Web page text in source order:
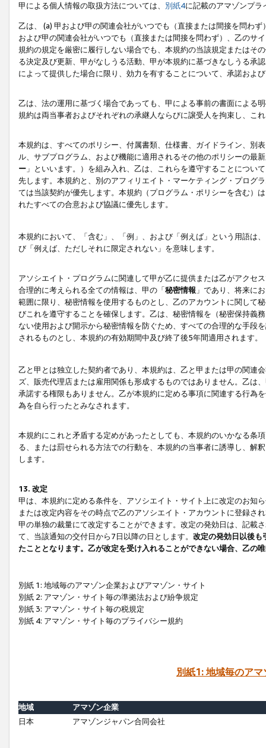
甲による個人情報の取扱方法については、 別紙4に記載のアマゾンプ
乙は、 (a) 甲および甲の関連会社がいつでも（直接または間接を問わ
および甲の関連会社がいつでも（直接または間接を問わず）、乙のサ
規約の規定を厳密に履行しない場合でも、本規約の当該規定またはそ
る決定及び更新、甲がなしうる活動、甲が本規約に基づきなしうる承
によって提供した場合に限り、効力を有することについて、承諾およ
乙は、法の運用に基づく場合であっても、甲による事前の書面による
規約は両当事者およびそれぞれの承継人ならびに譲受人を拘束し、こ
本規約は、すべてのポリシー、付属書類、仕様書、ガイドライン、別
ル、サブプログラム、および機能に適用されるその他のポリシーの最
ー 」といいます。）を組み入れ、乙は、これらを遵守することにつ
先します。本規約と、別のアフィリエイト・マーケティング・プログ
ては当該契約が優先します。本規約（プログラム・ポリシーを含む）
れたすべての合意および協議に優先します。
本規約において、「含む」、「例」、および「例えば」という用語は
び「例えば、ただしそれに限定されない」を意味します。
アソシエイト・プログラムに関連して甲が乙に提供または乙がアクセ
合理的に考えられる全ての情報は、甲の「秘密情報 」であり、将来に
範囲に限り、秘密情報を使用するものとし、乙のアカウントに関して
びこれを遵守することを確保します。乙は、秘密情報を（秘密保持義
ない使用および開示から秘密情報を防ぐため、すべての合理的な手段
されるものとし、本規約の有効期間中及び終了後5年間適用されます。
乙と甲とは独立した契約者であり、本規約は、乙と甲または甲の関連
ズ、販売代理店または雇用関係も形成するものではありません。乙は
承諾する権限もありません。乙が本規約に定める事項に関連する行為
為を自ら行ったとみなされます。
本規約にこれと矛盾する定めがあったとしても、本規約のいかなる条
る、または罰せられる方法での行動を、本規約の当事者に誘導し、解
します。
13. 改定
甲は、本規約に定める条件を、アソシエイト・サイト上に改定のお知
または改定内容をその時点で乙のアソシエイト・アカウントに登録さ
甲の単独の裁量にて改定することができます。改定の発効日は、記載
て、当該通知の交付日から7日以降の日とします。 改定の発効日以後も
たこととなります。乙が改定を受け入れることができない場合、乙の
別紙 1: 地域毎のアマゾン企業およびアマゾン・サイト
別紙 2: アマゾン・サイト毎の準拠法および紛争規定
別紙 3: アマゾン・サイト毎の税規定
別紙 4: アマゾン・サイト毎のプライバシー規約
別紙1: 地域毎のア
地域
アマゾン企業
日本
アマゾンジャパン合同会社